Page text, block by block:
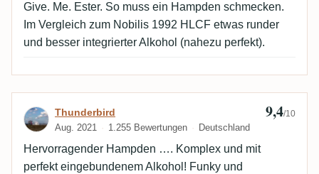
Give. Me. Ester. So muss ein Hampden schmecken.
Im Vergleich zum Nobilis 1992 HLCF etwas runder
und besser integrierter Alkohol (nahezu perfekt).
Bewertung von Thunderbird
Thunderbird
Aug. 2021 1.255 Bewertungen Deutschland
9,4/10
Hervorragender Hampden …. Komplex und mit
perfekt eingebundenem Alkohol! Funky und